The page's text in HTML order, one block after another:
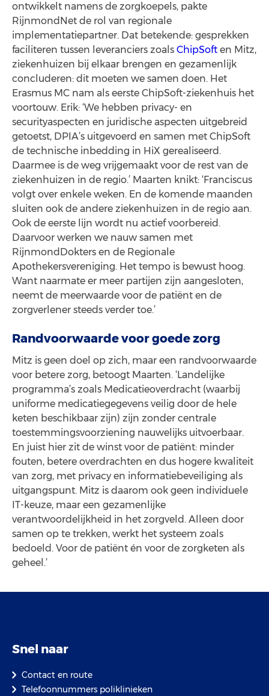
ontwikkelt namens de zorgkoepels, pakte
RijnmondNet de rol van regionale
implementatiepartner. Dat betekende: gesprekken
faciliteren tussen leveranciers zoals ChipSoft en Mitz,
ziekenhuizen bij elkaar brengen en gezamenlijk
concluderen: dit moeten we samen doen. Het
Erasmus MC nam als eerste ChipSoft-ziekenhuis het
voortouw. Erik: ‘We hebben privacy- en
securityaspecten en juridische aspecten uitgebreid
getoetst, DPIA’s uitgevoerd en samen met ChipSoft
de technische inbedding in HiX gerealiseerd.
Daarmee is de weg vrijgemaakt voor de rest van de
ziekenhuizen in de regio.’ Maarten knikt: ‘Franciscus
volgt over enkele weken. En de komende maanden
sluiten ook de andere ziekenhuizen in de regio aan.
Ook de eerste lijn wordt nu actief voorbereid.
Daarvoor werken we nauw samen met
RijnmondDokters en de Regionale
Apothekersvereniging. Het tempo is bewust hoog.
Want naarmate er meer partijen zijn aangesloten,
neemt de meerwaarde voor de patiënt en de
zorgverlener steeds verder toe.’
Randvoorwaarde voor goede zorg
Mitz is geen doel op zich, maar een randvoorwaarde
voor betere zorg, betoogt Maarten. ‘Landelijke
programma’s zoals Medicatieoverdracht (waarbij
uniforme medicatiegegevens veilig door de hele
keten beschikbaar zijn) zijn zonder centrale
toestemmingsvoorziening nauwelijks uitvoerbaar.
En juist hier zit de winst voor de patiënt: minder
fouten, betere overdrachten en dus hogere kwaliteit
van zorg, met privacy en informatiebeveiliging als
uitgangspunt. Mitz is daarom ook geen individuele
IT-keuze, maar een gezamenlijke
verantwoordelijkheid in het zorgveld. Alleen door
samen op te trekken, werkt het systeem zoals
bedoeld. Voor de patiënt én voor de zorgketen als
geheel.’
Snel naar
Contact en route
Telefoonnummers poliklinieken